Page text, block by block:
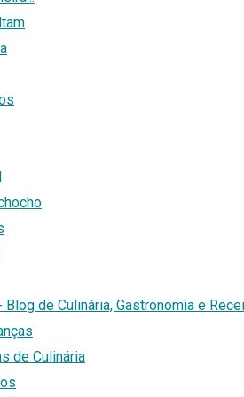
Blog de Culinária, Gastronomia e
de Culinária